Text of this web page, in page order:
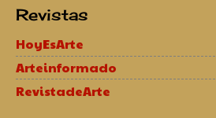
Revistas
HoyEsArte
Arteinformado
RevistadeArte